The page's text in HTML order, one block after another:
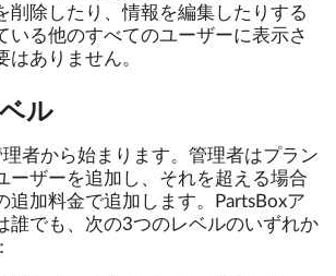
削除したり、情報を編集したりする
いる他のすべてのユーザーに表示さ
はありません。
ル
者から始まります。管理者はプラン
ーザーを追加し、それを超える場合
追加料金で追加します。PartsBoxア
誰でも、次の3つのレベルのいずれか